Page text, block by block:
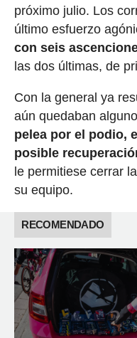
próximo julio. Los
último esfuerzo
con seis
las dos últimas, de
Con la general ya
aún quedaban
pelea por el podio,
posible
le permitiese cerrar
su equipo.
RECOMENDADO